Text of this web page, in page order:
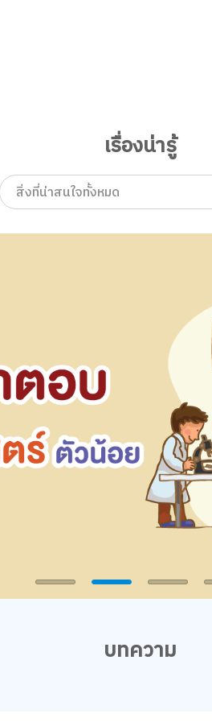
เรื่องน่ารู้
สิ่งที่น่าสนใจทั้งหมด
บทความ